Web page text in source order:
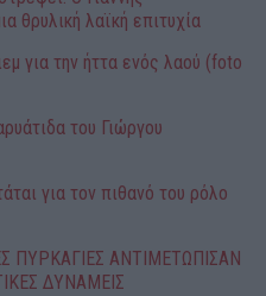
θρυλική λαϊκή επιτυχία
για την ήττα ενός λαού (foto
του Γιώργου
για τον πιθανό του ρόλο
ΑΝΤΙΜΕΤΩΠΙΣΑΝ
ΔΥΝΑΜΕΙΣ